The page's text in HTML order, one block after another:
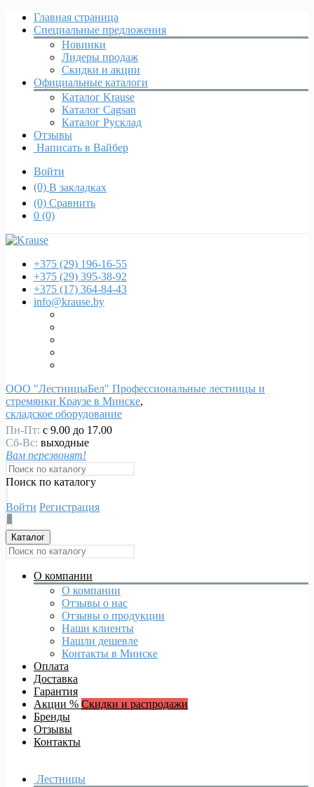
Главная страница
Специальные предложения
Новинки
Лидеры продаж
Скидки и акции
Официальные каталоги
Каталог Krause
Каталог Cagsan
Каталог Русклад
Отзывы
Написать в Вайбер
Войти
(0) В закладках
(0) Сравнить
0 (0)
+375 (29) 196-16-55
+375 (29) 395-38-92
+375 (17) 364-84-43
info@krause.by
ООО "ЛестницыБел" Профессиональные лестницы и
стремянки Краузе в Минске,
складское оборудование
Пн-Пт: с 9.00 до 17.00
Сб-Вс: выходные
Вам перезвонят!
Поиск по каталогу
Войти Регистрация
Каталог
О компании
О компании
Отзывы о нас
Отзывы о продукции
Наши клиенты
Нашли дешевле
Контакты в Минске
Оплата
Доставка
Гарантия
Акции % Скидки и распродажи
Бренды
Отзывы
Контакты
Лестницы